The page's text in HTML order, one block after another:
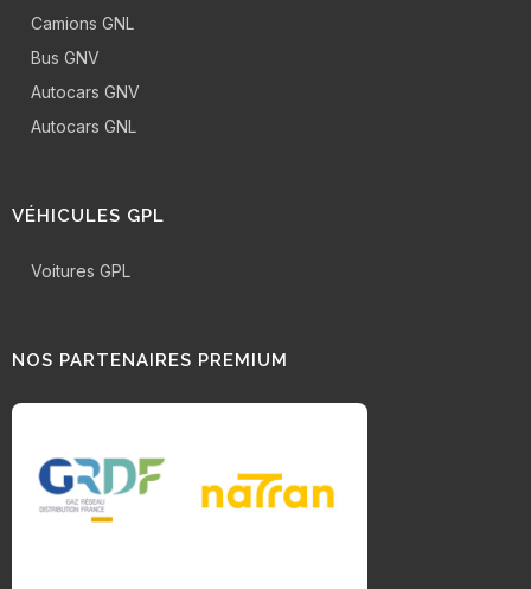
Camions GNL
Bus GNV
Autocars GNV
Autocars GNL
VÉHICULES GPL
Voitures GPL
NOS PARTENAIRES PREMIUM